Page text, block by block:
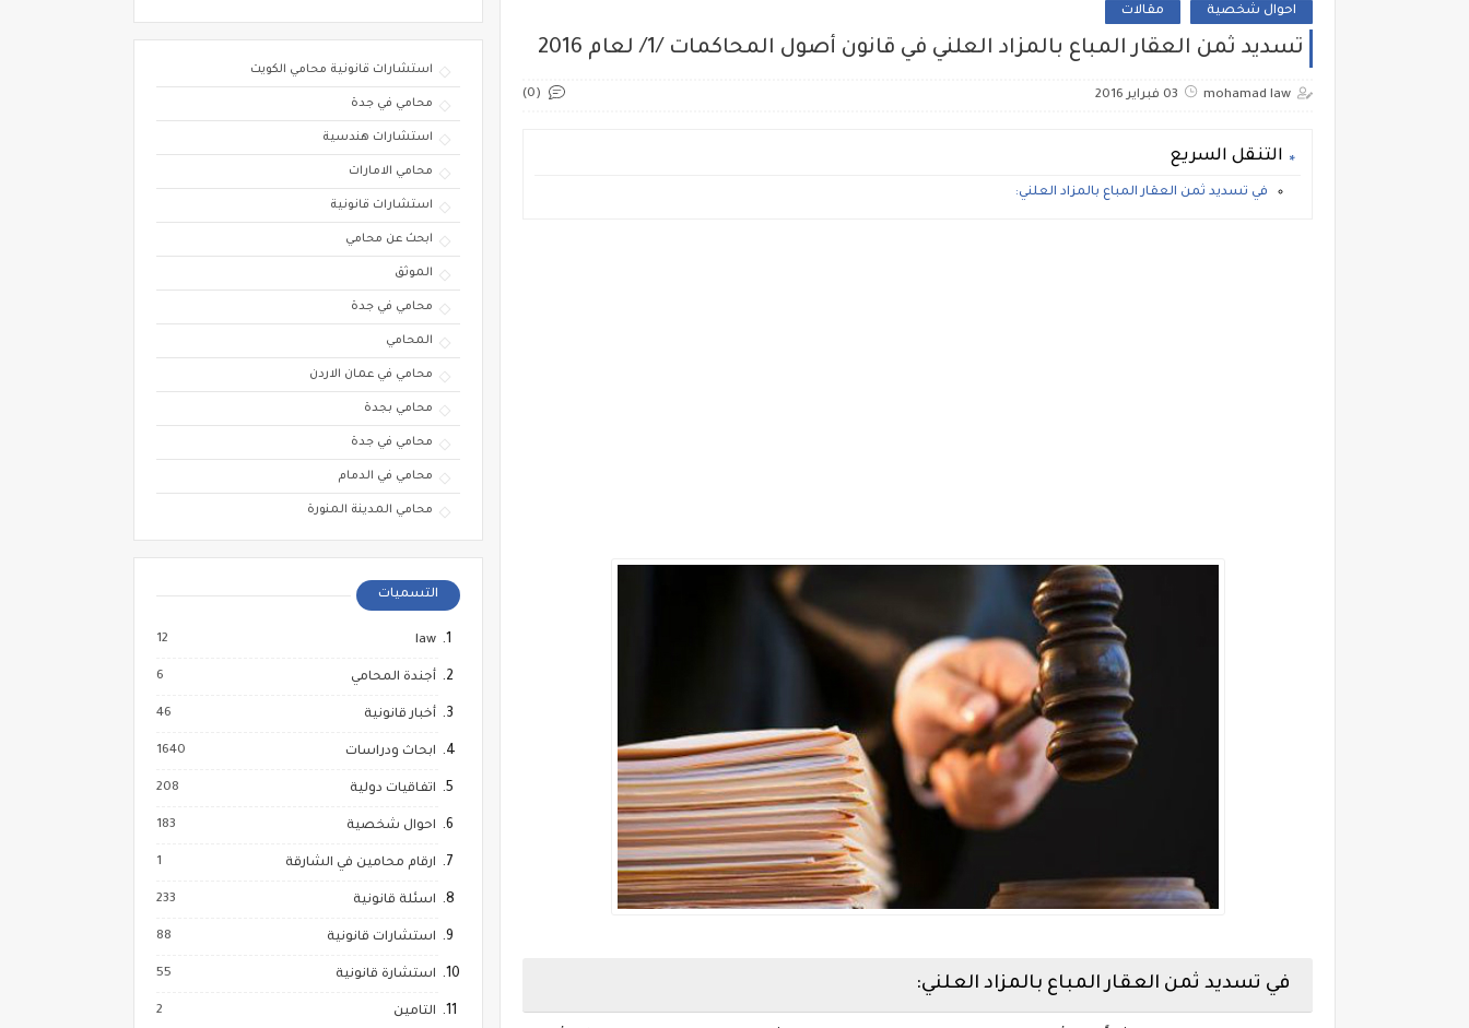
احوال شخصية مقالات
تسديد ثمن العقار المباع بالمزاد العلني في قانون أصول المحاكمات /1/ لعام 2016
mohamad law 03 فبراير 2016 (0)
التنقل السريع
في تسديد ثمن العقار المباع بالمزاد العلني:
في تسديد ثمن العقار المباع بالمزاد العلني:
استشارات قانونية محامي الكويت
محامي في جدة
استشارات هندسية
محامي الامارات
استشارات قانونية
ابحث عن محامي
الموثق
محامي في جدة
المحامي
محامي في عمان الاردن
محامي بجدة
محامي في جدة
محامي في الدمام
محامي المدينة المنورة
التسميات
law
12
أجندة المحامي 6
أخبار قانونية 46
ابحاث ودراسات 1640
اتفاقيات دولية 208
احوال شخصية 183
ارقام محامين في الشارقة 1
اسئلة قانونية 233
استشارات قانونية 88
استشارة قانونية 55
التامين 2